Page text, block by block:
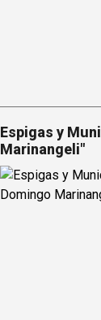
Espigas y
Marinangeli"